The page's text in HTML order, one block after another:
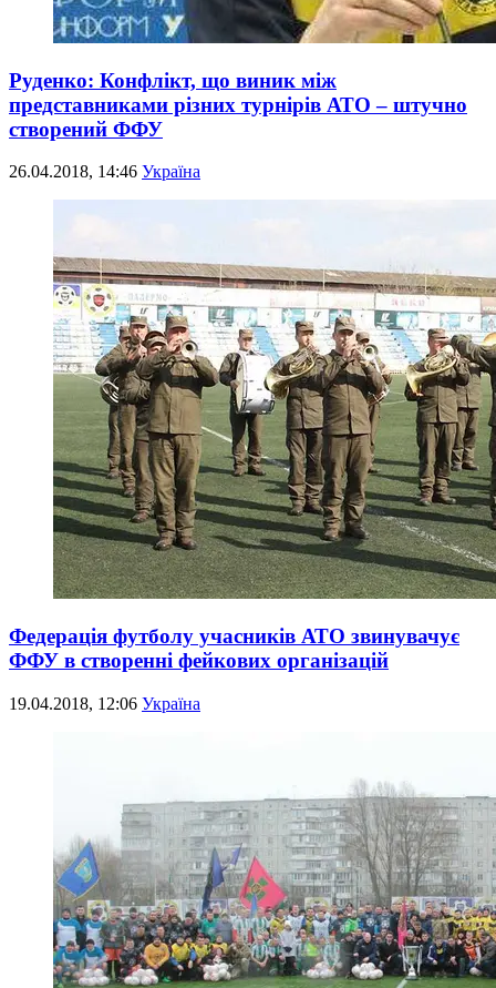
Руденко: Конфлікт, що виник між
представниками різних турнірів АТО – штучно
створений ФФУ
26.04.2018, 14:46 Україна
Федерація футболу учасників АТО звинувачує
ФФУ в створенні фейкових організацій
19.04.2018, 12:06 Україна